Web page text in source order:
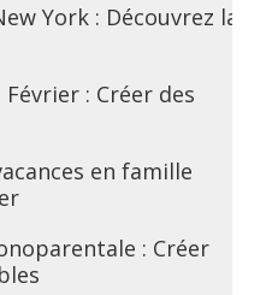
York : Découvrez la
: Créer des
en famille
: Créer